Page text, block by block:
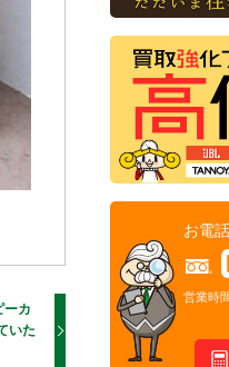
ーカ
いた
お電
営業時